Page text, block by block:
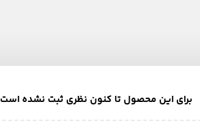
برای این محصول تا کنون نظری ثبت نشده است